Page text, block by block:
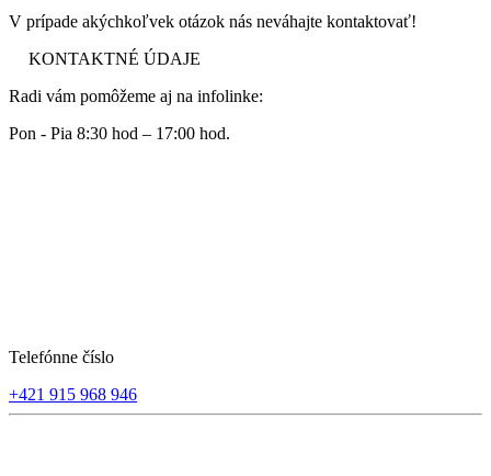
V prípade akýchkoľvek otázok nás neváhajte kontaktovať!
KONTAKTNÉ ÚDAJE
Radi vám pomôžeme aj na infolinke:
Pon - Pia 8:30 hod – 17:00 hod.
Telefónne číslo
+421 915 968 946